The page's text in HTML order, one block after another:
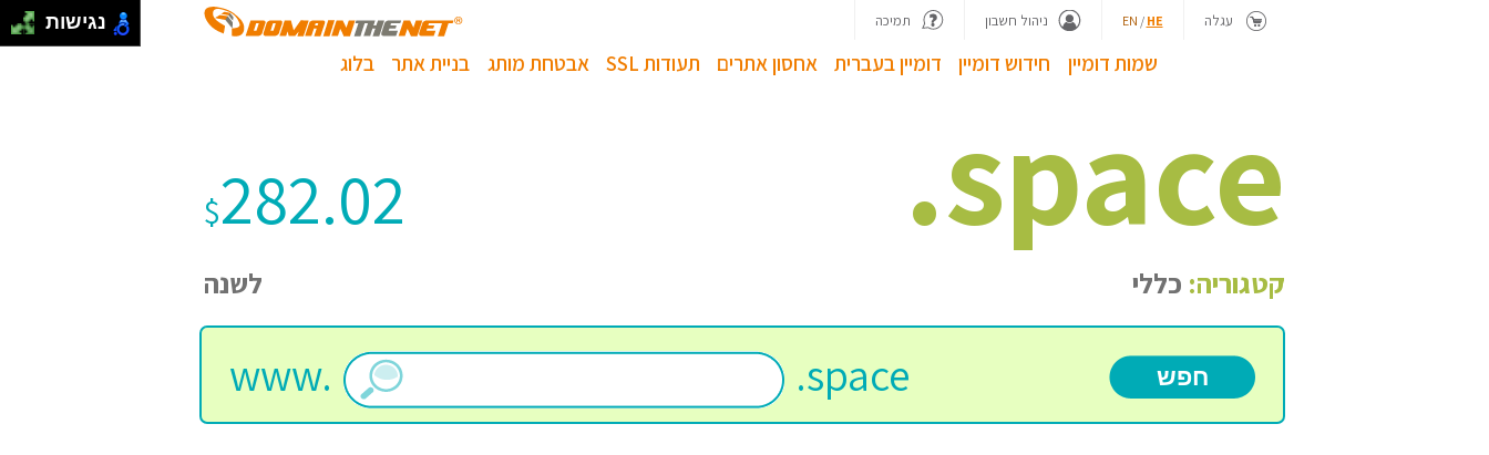
עגלה HE
/
EN ניהול חשבון תמיכה
שמות דומיין חידוש דומיין דומיין בעברית אחסון אתרים תעודות SSL אבטחת מותג בניית אתר בלוג
.space
$282.02
קטגוריה: כללי לשנה
www. .space
נגישות